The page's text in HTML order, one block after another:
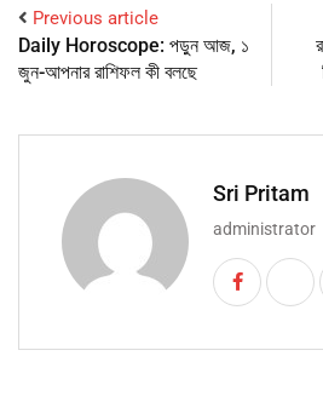
Previous article
Daily Horoscope: পড়ুন আজ, ১
জুন-আপনার রাশিফল কী বলছে
Sri Pritam
administrator